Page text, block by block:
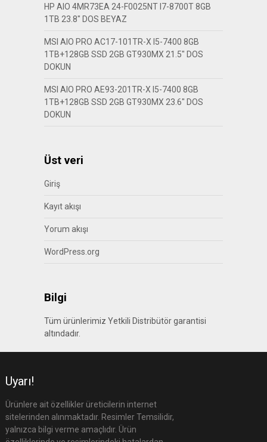
HP AIO 4MR73EA 24-F0025NT I7-8700T 8GB
1TB 23.8″ DOS BEYAZ
MSI AIO PRO AC17-101TR-X I5-7400 8GB
1TB+128GB SSD 2GB GT930MX 21.5″ DOS
DOKUN
MSI AIO PRO AE93-201TR-X I5-7400 8GB
1TB+128GB SSD 2GB GT930MX 23.6″ DOS
DOKUN
Üst veri
Giriş
Kayıt akışı
Yorum akışı
WordPress.org
Bilgi
Tüm ürünlerimiz Yetkili Distribütör garantisi
altındadır.
Uyarı!
Ürünlere ait özellikler üreticilerin internet
sitelerinden alınmaktadır. Resimler Temsilidir,
yalnızca bilgi verme amaçlıdır. Ürün